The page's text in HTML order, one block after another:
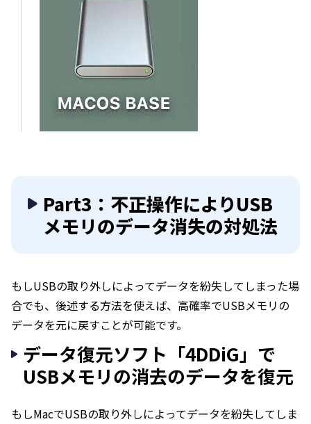
Part3：不正操作によりUSB
メモリのデータ消失の対処法
もしUSBの取り外しによってデータを紛失してしまった場
合でも、後述する方法を使えば、高確率でUSBメモリの
データを元に戻すことが可能です。
データ復元ソフト「4DDiG」で
USBメモリの消去のデータを復元
もしMacでUSBの取り外しによってデータを紛失してしま